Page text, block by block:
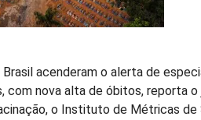
acenderam o alerta de
com nova alta de óbitos, reporta o
o Instituto de Métricas de